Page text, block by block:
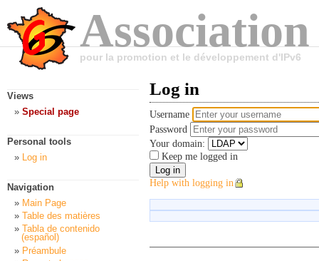
pour la promotion et le développement d'IPv6
Log in
Username
Password
Your domain:
Keep me logged in
Help with logging in
Views
Special page
Personal tools
Log in
Navigation
Main Page
Table des matières
Tabla de contenido
(español)
Préambule